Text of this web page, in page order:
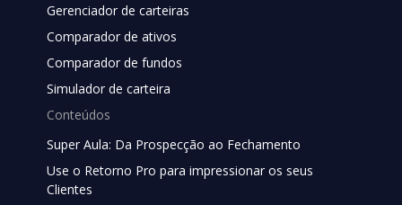
Gerenciador de carteiras
Comparador de ativos
Comparador de fundos
Simulador de carteira
Conteúdos
Super Aula: Da Prospecção ao Fechamento
Use o Retorno Pro para impressionar os seus
Clientes